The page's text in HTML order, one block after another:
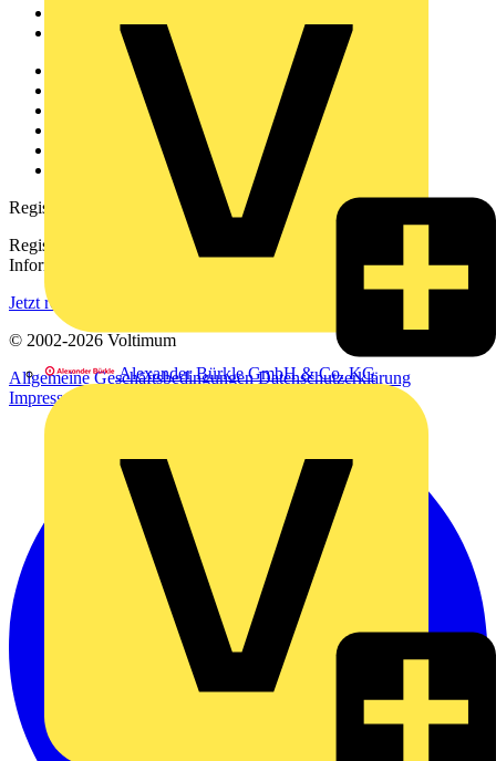
Alexander Bürkle GmbH & Co. KG
Voltimum+
Weitere Links
Downloadbereich (PDFs)
Häufig gestellte Fragen
Registrierung
Registrieren Sie sich kostenlos und erhalten Sie stets aktuelle
Informationen aus der Elektroindustrie.
Jetzt registrieren
© 2002-2026 Voltimum
Allgemeine GeschäftsbedingungenDatenschutzerklärung
Impressum